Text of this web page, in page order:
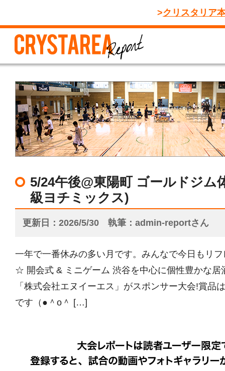
クリスタリア
5/24午後@東陽町 ゴールドジ
級ヨチミックス)
更新日 2026/5/30 執筆 admin-reportさん
一年で一番休みの多い月です。みんなで今日もリ
☆ 開会式 & ミニゲーム 渋谷を中心に個性豊かな居
「株式会社エヌイーエス」がスポンサー大会!賞品
です（●＾o＾ […]